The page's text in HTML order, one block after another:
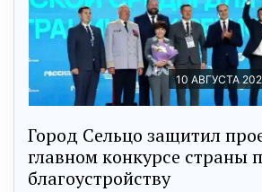
10 АВГУСТА
Город Сельцо защитил
главном конкурсе страны
благоустройству